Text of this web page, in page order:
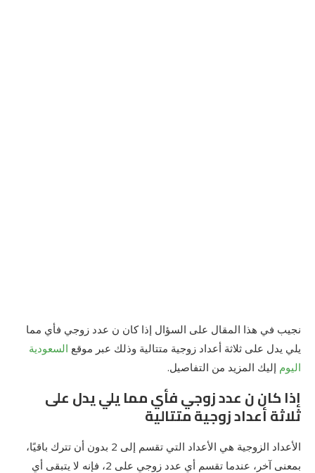
نجيب في هذا المقال على السؤال إذا كان ن عدد زوجي فأي مما
يلي يدل على ثلاثة أعداد زوجية متتالية وذلك عبر موقع السعودية
اليوم إليك المزيد من التفاصيل.
إذا كان ن عدد زوجي فأي مما يلي يدل على
ثلاثة أعداد زوجية متتالية
الأعداد الزوجية هي الأعداد التي تقسم إلى 2 بدون أن تترك باقيًا،
بمعنى آخر، عندما تقسم أي عدد زوجي على 2، فإنه لا يتبقى أي